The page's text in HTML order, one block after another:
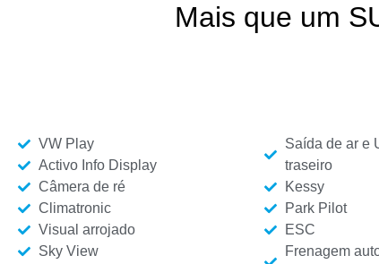
Mais que um
VW Play
Activo Info Display
Câmera de ré
Climatronic
Visual arrojado
Sky View
Saída de ar e
traseiro
Kessy
Park Pilot
ESC
Frenagem